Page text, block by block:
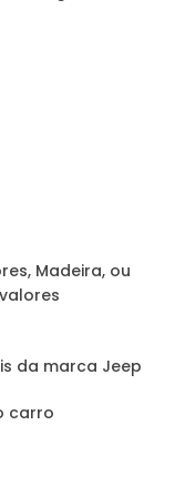
Madeira, ou
da marca Jeep
carro